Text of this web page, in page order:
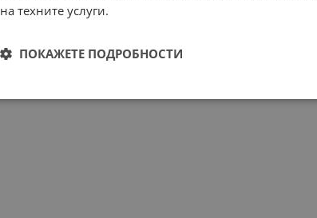
на техните услуги.
ПОКАЖЕТЕ ПОДРОБНОСТИ